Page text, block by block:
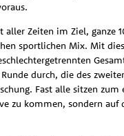
Zeiten im Ziel, ganze
sportlichen Mix. Mit
durch, die des
Fast alle sitzen zum
zu kommen, sondern auf